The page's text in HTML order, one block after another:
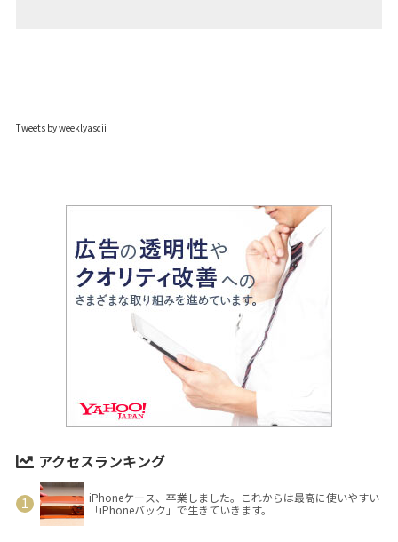
Tweets by weeklyascii
アクセスランキング
iPhoneケース、卒業しました。これからは最高に使いやすい
「iPhoneバック」で生きていきます。